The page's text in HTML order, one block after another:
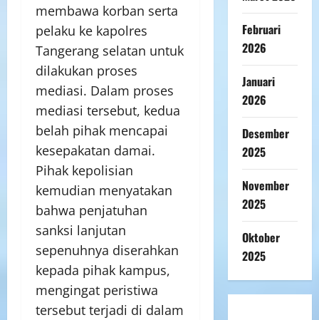
membawa korban serta
pelaku ke kapolres
Tangerang selatan untuk
dilakukan proses
mediasi. Dalam proses
mediasi tersebut, kedua
belah pihak mencapai
kesepakatan damai.
Pihak kepolisian
kemudian menyatakan
bahwa penjatuhan
sanksi lanjutan
sepenuhnya diserahkan
kepada pihak kampus,
mengingat peristiwa
tersebut terjadi di dalam
Februari
2026
Januari
2026
Desember
2025
November
2025
Oktober
2025